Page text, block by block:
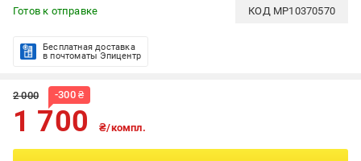
Готов к отправке КОД MP10370570
Бесплатная доставка
в почтоматы Эпицентр
2 000 -300₴
1 700 ₴/компл.